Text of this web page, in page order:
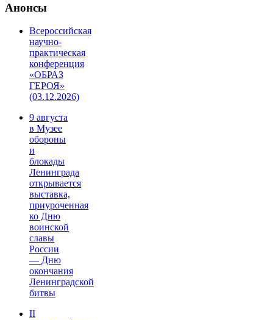
Анонсы
Всероссийская
научно-
практическая
конференция
«ОБРАЗ
ГЕРОЯ»
(03.12.2026)
9 августа
в Музее
обороны
и
блокады
Ленинграда
открывается
выставка,
приуроченная
ко Дню
воинской
славы
России
— Дню
окончания
Ленинградской
битвы
II